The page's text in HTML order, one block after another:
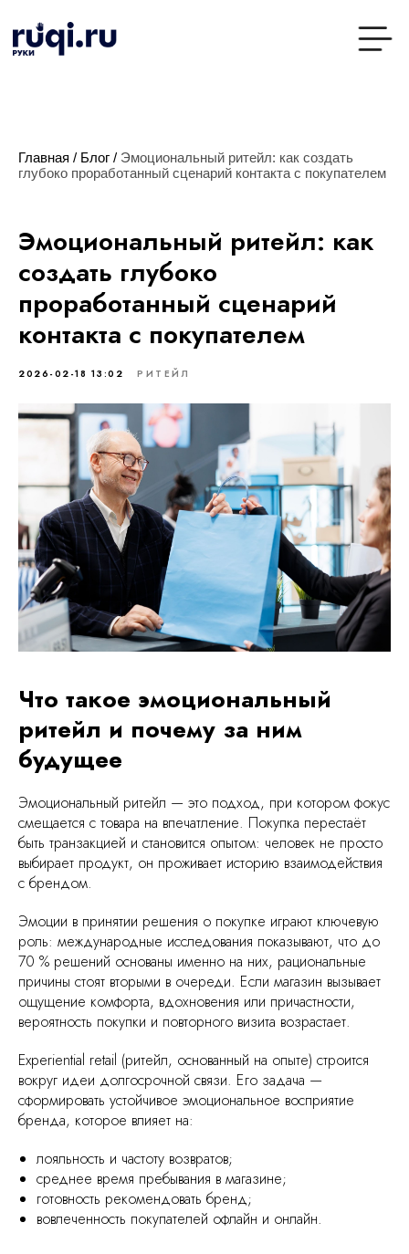
Главная / Блог / Эмоциональный ритейл: как создать
глубоко проработанный сценарий контакта с покупателем
Эмоциональный ритейл: как
создать глубоко
проработанный сценарий
контакта с покупателем
2026-02-18 13:02 РИТЕЙЛ
Что такое эмоциональный
ритейл и почему за ним
будущее
Эмоциональный ритейл — это подход, при котором фокус
смещается с товара на впечатление. Покупка перестаёт
быть транзакцией и становится опытом: человек не просто
выбирает продукт, он проживает историю взаимодействия
с брендом.
Эмоции в принятии решения о покупке играют ключевую
роль: международные исследования показывают, что до
70 % решений основаны именно на них, рациональные
причины стоят вторыми в очереди. Если магазин вызывает
ощущение комфорта, вдохновения или причастности,
вероятность покупки и повторного визита возрастает.
Experiential retail (ритейл, основанный на опыте) строится
вокруг идеи долгосрочной связи. Его задача —
сформировать устойчивое эмоциональное восприятие
бренда, которое влияет на:
лояльность и частоту возвратов;
среднее время пребывания в магазине;
готовность рекомендовать бренд;
вовлеченность покупателей офлайн и онлайн.